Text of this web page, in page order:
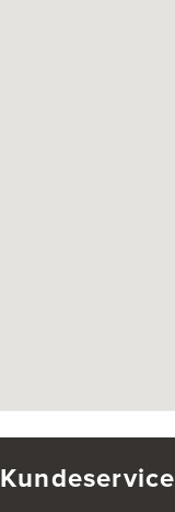
Kundeservice